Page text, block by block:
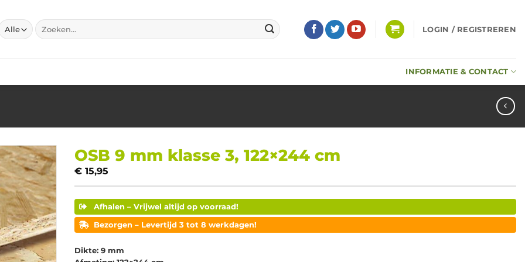
Zoeken
naar:
LOGIN / REGISTREREN
INFORMATIE & CONTACT
OSB 9 mm klasse 3, 122×244 cm
€ 15,95
Afhalen – Vrijwel altijd op voorraad!
Bezorgen – Levertijd 3 tot 8 werkdagen!
Dikte: 9 mm